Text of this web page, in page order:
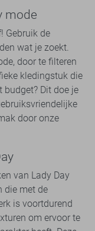
mode
Gebruik de
wat je zoekt.
door te filteren
kledingstuk die
budget? Dit doe je
door onze
van Lady Day
die met de
is voortdurend
om ervoor te